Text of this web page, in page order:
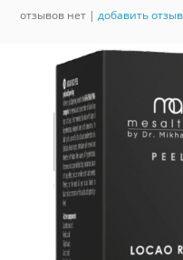
отзывов нет | добавить отзыв